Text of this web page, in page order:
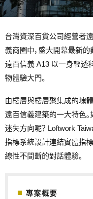
台灣資深百貨公司經營者
義商圈中，盛大開幕最新的
遠百信義 A13 以一身輕透
物體驗大門。
由樓層與樓層聚集成的塊
遠百信義建築的一大特色
迷失方向呢？ Loftwork
指標系統設計連結實體指
線性不間斷的對話體驗。
專案概要